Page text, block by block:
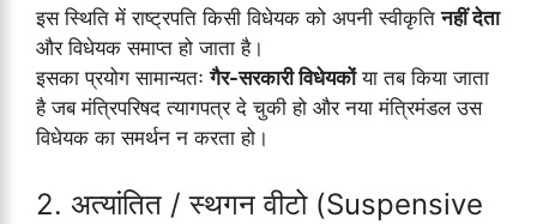
इस स्थिति में राष्ट्रपति किसी विधेयक को अपनी स्वीकृतिनहीं देता
और विधेयक समाप्त हो जाता है।
इसका प्रयोग सामान्यतःगैर-सरकारी विधेयकोंया तब किया जाता
है जब मंत्रिपरिषद त्यागपत्र दे चुकी हो और नया मंत्रिमंडल उस
विधेयक का समर्थन न करता हो।
2. अत्यांतित / स्थगन वीटो (Suspensive